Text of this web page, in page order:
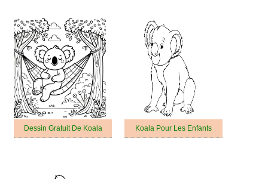
Dessin Gratuit De Koala Koala Pour Les Enfants